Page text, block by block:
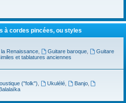
à cordes pincées, ou styles
Renaissance, Guitare baroque,
Guitare
et tablatures anciennes
("folk") Ukulélé, Banjo,